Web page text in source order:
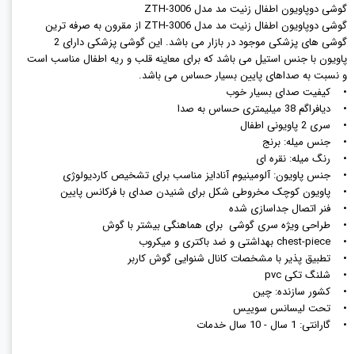
گوشی دوپاویون اطفال زنیت مد مدل ZTH-3006
گوشی دوپاویون اطفال زنیت مد مدل ZTH-3006 از مقرون به صرفه ترین
گوشی های پزشکی موجود در بازار می باشد. این گوشی پزشکی دارای 2
پاویون با جنس استیل می باشد که برای معاینه قلب و ریه اطفال مناسب است
و نسبت به صداهای پایین بسیار حساس می باشد.
• کیفیت صدای بسیار خوب
• دیافراگم 38 میلیمتری حساس به صدا
• سری 2 پاویونی اطفال
• جنس میله: برنج
• رنگ میله: نقره ای
• جنس پاویون: آلومینیوم آنادایز مناسب برای تشخیص کاردیولوژی
• پاویون کوچک مخروطی شکل برای شنیدن صدای با فرکانس پایین
• فنر اتصال جداسازی شده
• طراحی ویژه سری گوشی برای هماهنگی بیشتر با گوش
• chest-piece بهداشتی و ضد باکتری و میکروب
• تطبیق پذیر با مشخصات کانال شنوایی گوش کاربر
• شلنگ تکی pvc
• کشور سازنده: چین
• تحت لیسانس سوییس
• گارانتی: 1 سال - 10 سال خدمات